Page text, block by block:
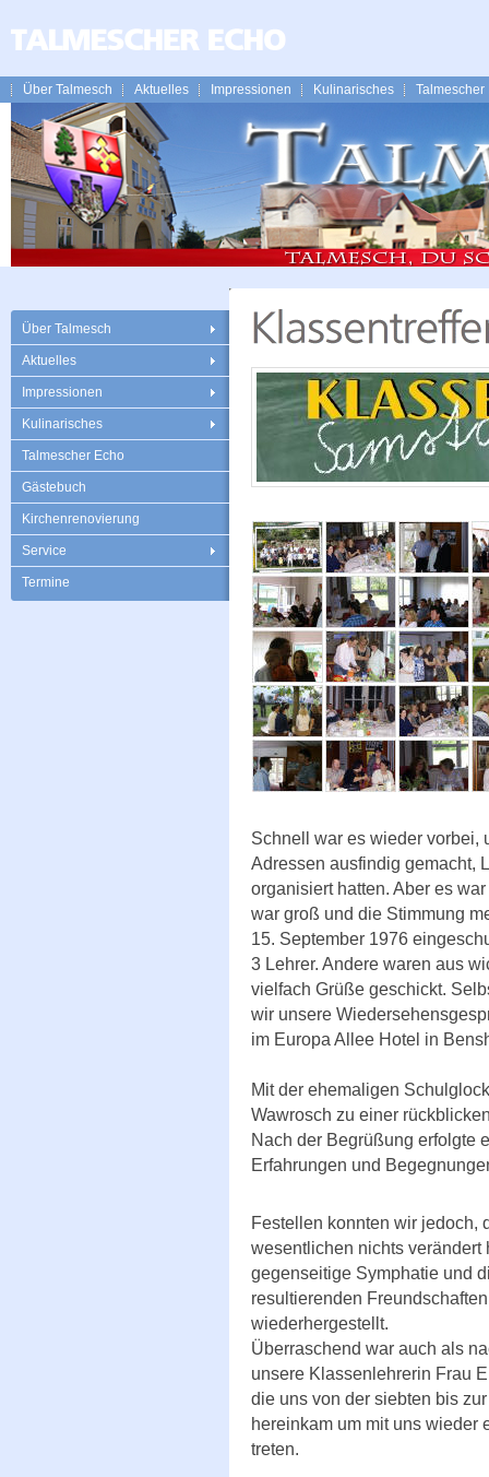
Über Talmesch Aktuelles Impressionen Kulinarisches Talmescher
Über Talmesch
Aktuelles
Impressionen
Kulinarisches
Talmescher Echo
Gästebuch
Kirchenrenovierung
Service
Termine
Schnell war es wieder vorbei,
Adressen ausfindig gemacht,
organisiert hatten. Aber es
war groß und die Stimmung
15. September 1976
3 Lehrer. Andere waren aus
vielfach Grüße geschickt.
wir unsere
im Europa Allee Hotel in
Mit der ehemaligen
Wawrosch zu einer
Nach der Begrüßung erfolgte
Erfahrungen und
Festellen konnten wir jedoch,
wesentlichen nichts verändert
gegenseitige Symphatie und
resultierenden
wiederhergestellt.
Überraschend war auch als
unsere Klassenlehrerin Frau
die uns von der siebten bis
hereinkam um mit uns wieder
treten.